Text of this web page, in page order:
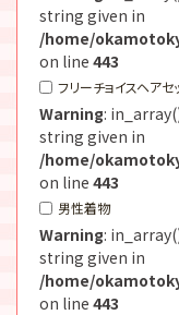
string given in
/home/
on line 443
フリーチョイスヘアセ
Warning:
string given in
/home/
on line 443
男性着物
Warning:
string given in
/home/
on line 443